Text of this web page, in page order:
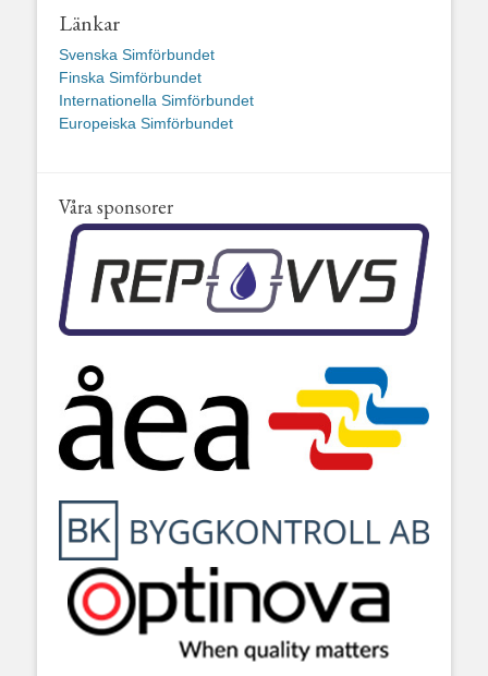
Länkar
Svenska Simförbundet
Finska Simförbundet
Internationella Simförbundet
Europeiska Simförbundet
Våra sponsorer